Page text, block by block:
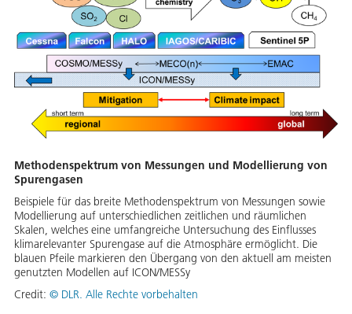
Methodenspektrum von Messungen und Modellierung von
Spurengasen
Beispiele für das breite Methodenspektrum von Messungen sowie
Modellierung auf unterschiedlichen zeitlichen und räumlichen
Skalen, welches eine umfangreiche Untersuchung des Einflusses
klimarelevanter Spurengase auf die Atmosphäre ermöglicht. Die
blauen Pfeile markieren den Übergang von den aktuell am meisten
genutzten Modellen auf ICON/MESSy
Credit: © DLR. Alle Rechte vorbehalten